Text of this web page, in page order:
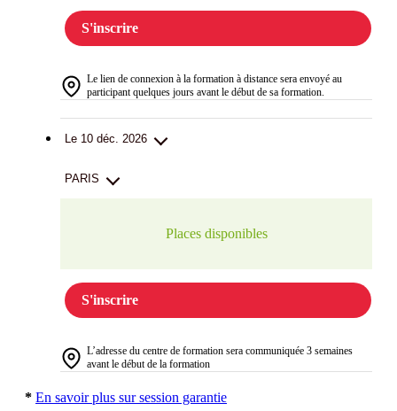
S'inscrire
Le lien de connexion à la formation à distance sera envoyé au
participant quelques jours avant le début de sa formation.
Le 10 déc. 2026
PARIS
Places disponibles
S'inscrire
L’adresse du centre de formation sera communiquée 3 semaines
avant le début de la formation
* En savoir plus sur session garantie